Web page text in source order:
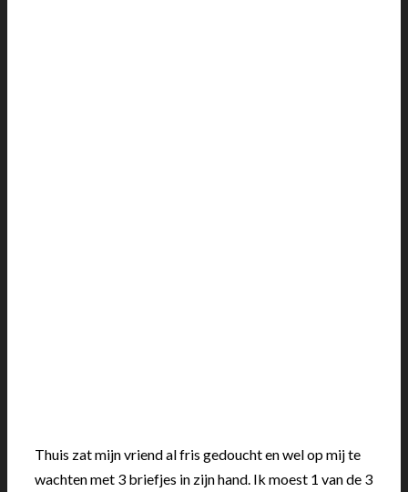
Thuis zat mijn vriend al fris gedoucht en wel op mij te
wachten met 3 briefjes in zijn hand. Ik moest 1 van de 3